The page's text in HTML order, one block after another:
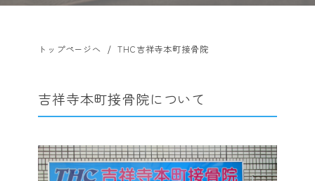
トップページへ / THC吉祥寺本町接骨院
吉祥寺本町接骨院について